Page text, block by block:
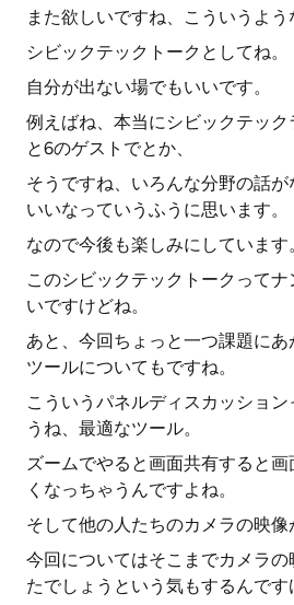
また欲しいですね、こういうよう
シビックテックトークとしてね。
自分が出ない場でもいいです。
例えばね、本当にシビックテッ
と6のゲストでとか、
そうですね、いろんな分野の話が
いいなっていうふうに思います。
なので今後も楽しみにしています
このシビックテックトークって
いですけどね。
あと、今回ちょっと一つ課題に
ツールについてもですね。
こういうパネルディスカッショ
うね、最適なツール。
ズームでやると画面共有すると
くなっちゃうんですよね。
そして他の人たちのカメラの映像
今回についてはそこまでカメラ
たでしょうという気もするんです